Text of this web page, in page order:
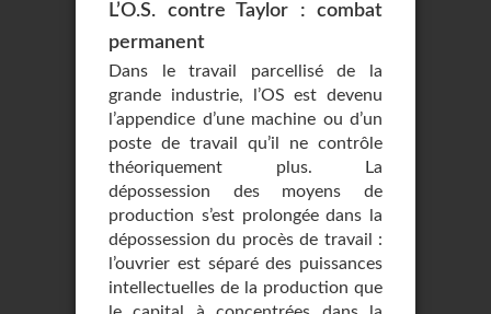
L’O.S. contre Taylor : combat
permanent
Dans le travail parcellisé de la
grande industrie, l’OS est devenu
l’appendice d’une machine ou d’un
poste de travail qu’il ne contrôle
théoriquement plus. La
dépossession des moyens de
production s’est prolongée dans la
dépossession du procès de travail :
l’ouvrier est séparé des puissances
intellectuelles de la production que